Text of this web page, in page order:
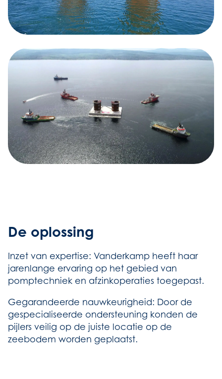
De oplossing
Inzet van expertise: Vanderkamp heeft haar
jarenlange ervaring op het gebied van
pomptechniek en afzinkoperaties toegepast.
Gegarandeerde nauwkeurigheid: Door de
gespecialiseerde ondersteuning konden de
pijlers veilig op de juiste locatie op de
zeebodem worden geplaatst.